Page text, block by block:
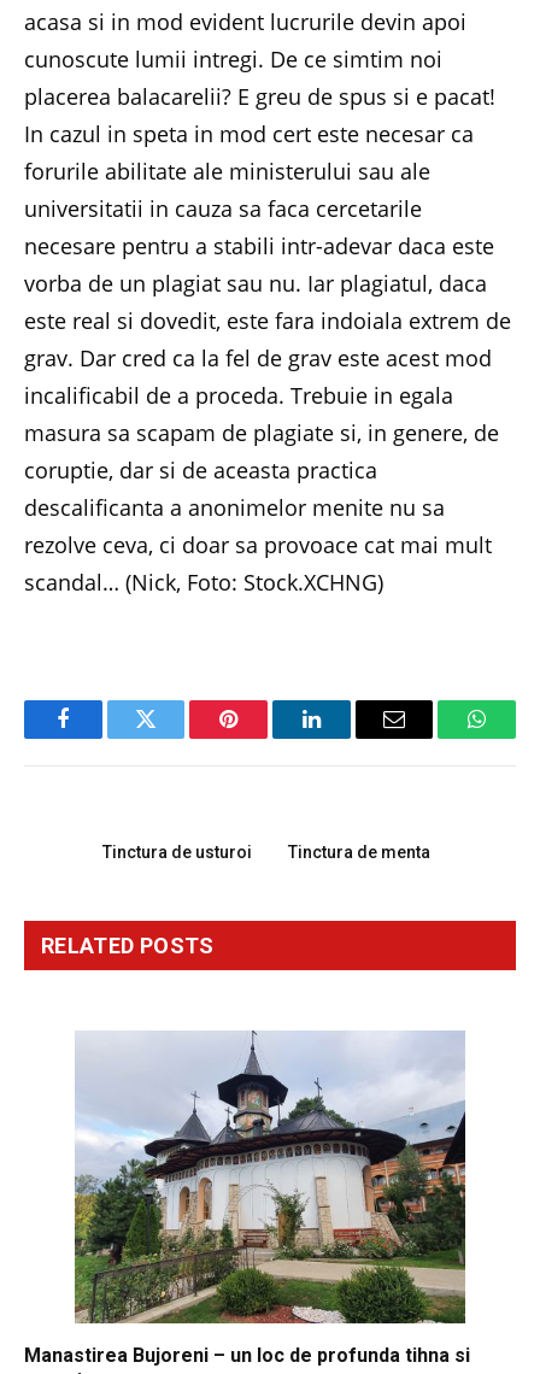
acasa si in mod evident lucrurile devin apoi
cunoscute lumii intregi. De ce simtim noi
placerea balacarelii? E greu de spus si e pacat!
In cazul in speta in mod cert este necesar ca
forurile abilitate ale ministerului sau ale
universitatii in cauza sa faca cercetarile
necesare pentru a stabili intr-adevar daca este
vorba de un plagiat sau nu. Iar plagiatul, daca
este real si dovedit, este fara indoiala extrem de
grav. Dar cred ca la fel de grav este acest mod
incalificabil de a proceda. Trebuie in egala
masura sa scapam de plagiate si, in genere, de
coruptie, dar si de aceasta practica
descalificanta a anonimelor menite nu sa
rezolve ceva, ci doar sa provoace cat mai mult
scandal… (Nick, Foto: Stock.XCHNG)
FacebookTwitter Pinterest LinkedInEmail
Tinctura de usturoi Tinctura de menta
RELATED POSTS
Manastirea Bujoreni – un loc de profunda tihna si